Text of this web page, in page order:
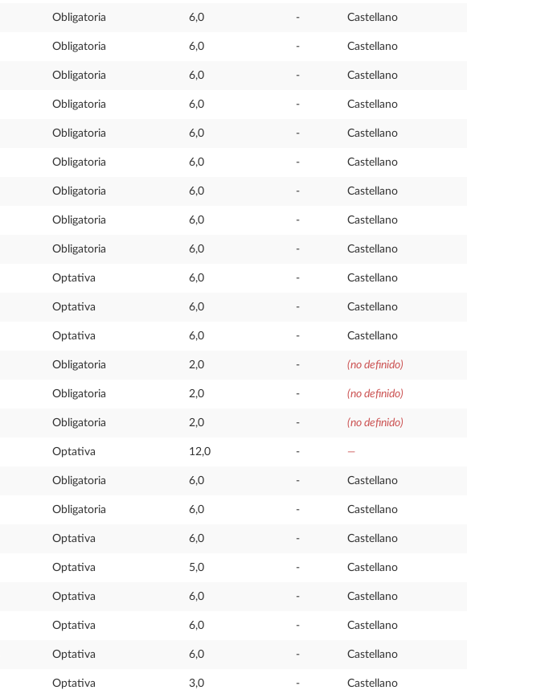
Obligatoria 6,0 - Castellano
Obligatoria 6,0 - Castellano
Obligatoria 6,0 - Castellano
Obligatoria 6,0 - Castellano
Obligatoria 6,0 - Castellano
Obligatoria 6,0 - Castellano
Obligatoria 6,0 - Castellano
Obligatoria 6,0 - Castellano
Obligatoria 6,0 - Castellano
Optativa 6,0 - Castellano
Optativa 6,0 - Castellano
Optativa 6,0 - Castellano
Obligatoria 2,0 - (no definido)
Obligatoria 2,0 - (no definido)
Obligatoria 2,0 - (no definido)
Optativa 12,0 - —
Obligatoria 6,0 - Castellano
Obligatoria 6,0 - Castellano
Optativa 6,0 - Castellano
Optativa 5,0 - Castellano
Optativa 6,0 - Castellano
Optativa 6,0 - Castellano
Optativa 6,0 - Castellano
Optativa 3,0 - Castellano